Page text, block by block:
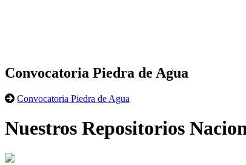
Convocatoria Piedra de Agua
Convocatoria Piedra de Agua
Nuestros Repositorios